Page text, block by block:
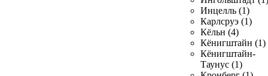
Инцелль (1)
Карлсруэ (1)
Кёльн (4)
Кёнигштайн (1)
Кёнигштайн-
Таунус (1)